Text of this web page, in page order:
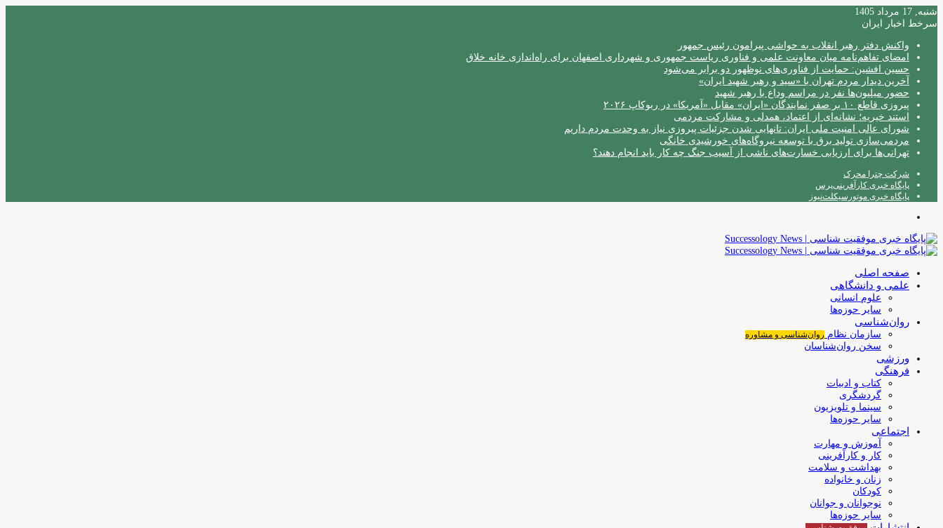
شنبه, 17 مرداد 1405
سرخط اخبار ایران
واکنش دفتر رهبر انقلاب به حواشی پیرامون رئیس جمهور
امضای تفاهم‌نامه میان معاونت علمی و فناوری ریاست جمهوری و شهرداری اصفهان برای راه‌اندازی خانه خلاق
حسین افشین: حمایت از فناوری‌های نوظهور دو برابر می‌شود
آخرین دیدار مردم تهران با «سید و رهبر شهید ایران»
حضور میلیون‌ها نفر در مراسم وداع با رهبر شهید
پیروزی قاطع ۱۰ بر صفر نمایندگان «ایران» مقابل «آمریکا» در ربوکاپ ۲۰۲۶
استند خیریه؛ نشانه‌ای از اعتماد، همدلی و مشارکت مردمی
شورای عالی امنیت ملی ایران: تانهایی شدن جزئیات پیروزی نیاز به وحدت مردم داریم
مردمی‌سازی تولید برق با توسعه نیروگاه‌های خورشیدی خانگی
تهرانی‌ها برای ارزیابی خسارت‌های ناشی از آسیب جنگ چه کار باید انجام دهند؟
شرکت چترا محرک
پایگاه خبری کارآفرینی‌پرس
پایگاه خبری موتورسیکلت‌نیوز
صفحه اصلی
علمی و دانشگاهی
علوم انسانی
سایر حوزه‌ها
روان‌شناسی
سازمان نظام روان‌شناسی و مشاوره
سخن روان‌شناسان
ورزشی
فرهنگی
کتاب و ادبیات
گردشگری
سینما و تلویزیون
سایر حوزه‌ها
اجتماعی
آموزش و مهارت
کار و کارآفرینی
بهداشت و سلامت
زنان و خانواده
کودکان
نوجوانان و جوانان
سایر حوزه‌ها